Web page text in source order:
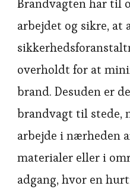
Brandvagten har til
arbejdet og sikre, at
overholdt for at
brand. Desuden er
brandvagt til stede,
arbejde i nærheden
materialer eller i
adgang, hvor en